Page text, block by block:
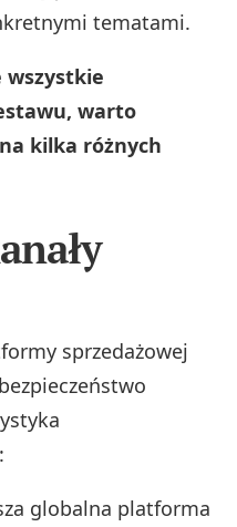
tematami.
wszystkie
warto
kilka różnych
sprzedażowej
globalna platforma